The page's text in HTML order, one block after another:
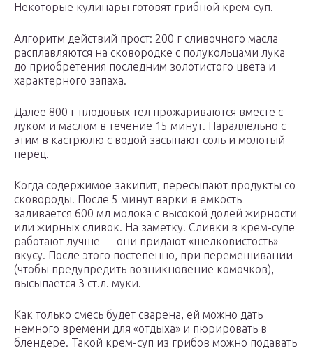
Некоторые кулинары готовят грибной крем-суп.
Алгоритм действий прост: 200 г сливочного масла
расплавляются на сковородке с полукольцами лука
до приобретения последним золотистого цвета и
характерного запаха.
Далее 800 г плодовых тел прожариваются вместе с
луком и маслом в течение 15 минут. Параллельно с
этим в кастрюлю с водой засыпают соль и молотый
перец.
Когда содержимое закипит, пересыпают продукты со
сковороды. После 5 минут варки в емкость
заливается 600 мл молока с высокой долей жирности
или жирных сливок. На заметку. Сливки в крем-супе
работают лучше — они придают «шелковистость»
вкусу. После этого постепенно, при перемешивании
(чтобы предупредить возникновение комочков),
высыпается 3 ст.л. муки.
Как только смесь будет сварена, ей можно дать
немного времени для «отдыха» и пюрировать в
блендере. Такой крем-суп из грибов можно подавать